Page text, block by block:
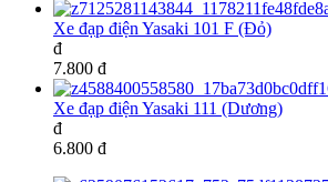
Xe đạp điện Yasaki 101 F (Đỏ)
đ
7.800 đ
Xe đạp điện Yasaki 111 (Dương)
đ
6.800 đ